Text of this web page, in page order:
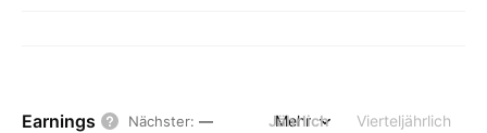
Earnings Nächster: — Jährlich Vierteljährlich
Mehr